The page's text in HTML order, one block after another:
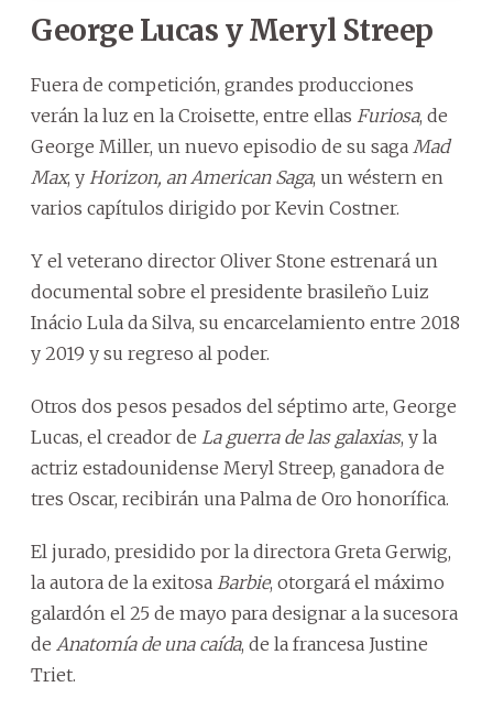
George Lucas y Meryl Streep
Fuera de competición, grandes producciones
verán la luz en la Croisette, entre ellas Furiosa, de
George Miller, un nuevo episodio de su saga Mad
Max, y Horizon, an American Saga, un wéstern en
varios capítulos dirigido por Kevin Costner.
Y el veterano director Oliver Stone estrenará un
documental sobre el presidente brasileño Luiz
Inácio Lula da Silva, su encarcelamiento entre 2018
y 2019 y su regreso al poder.
Otros dos pesos pesados del séptimo arte, George
Lucas, el creador de La guerra de las galaxias, y la
actriz estadounidense Meryl Streep, ganadora de
tres Oscar, recibirán una Palma de Oro honorífica.
El jurado, presidido por la directora Greta Gerwig,
la autora de la exitosa Barbie, otorgará el máximo
galardón el 25 de mayo para designar a la sucesora
de Anatomía de una caída, de la francesa Justine
Triet.